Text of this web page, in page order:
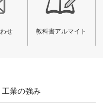
せ 教科書アルマイト
業の強み